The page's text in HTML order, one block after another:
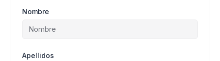
Nombre
Apellidos